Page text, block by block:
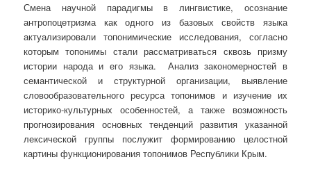
Смена научной парадигмы в лингвистике, осознание
антропоцетризма как одного из базовых свойств языка
актуализировали топонимические исследования, согласно
которым топонимы стали рассматриваться сквозь призму
истории народа и его языка. Анализ закономерностей в
семантической и структурной организации, выявление
словообразовательного ресурса топонимов и изучение их
историко-культурных особенностей, а также возможность
прогнозирования основных тенденций развития указанной
лексической группы послужит формированию целостной
картины функционирования топонимов Республики Крым.